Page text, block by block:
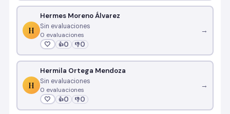
H
Hermes Moreno Álvarez
Sin evaluaciones
0 evaluaciones
🤍 👍0 👎0
→
H
Hermila Ortega Mendoza
Sin evaluaciones
0 evaluaciones
🤍 👍0 👎0
→